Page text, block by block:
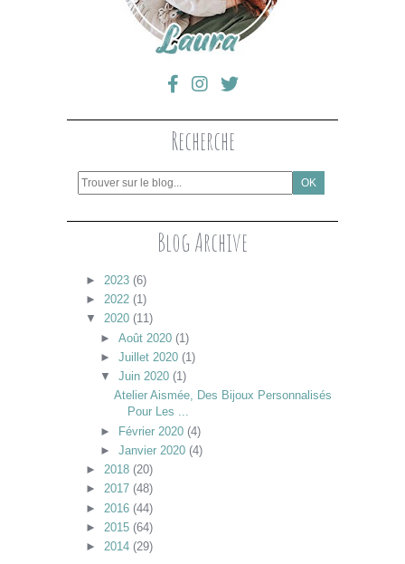
Recherche
Blog Archive
► 2023 (6)
► 2022 (1)
▼
2020 (11)
► Août 2020 (1)
► Juillet 2020 (1)
▼
Juin 2020 (1)
Atelier Aismée, Des Bijoux Personnalisés
Pour Les ...
► Février 2020 (4)
► Janvier 2020 (4)
► 2018 (20)
► 2017 (48)
► 2016 (44)
► 2015 (64)
► 2014 (29)